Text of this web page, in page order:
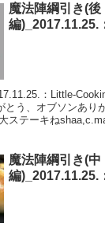
魔法陣綱引き(後
編
：Little-
とう、オブソンあり
ステーキね
魔法陣綱引き(中
編